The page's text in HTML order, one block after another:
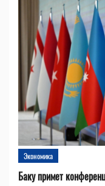
Экономика
Баку примет